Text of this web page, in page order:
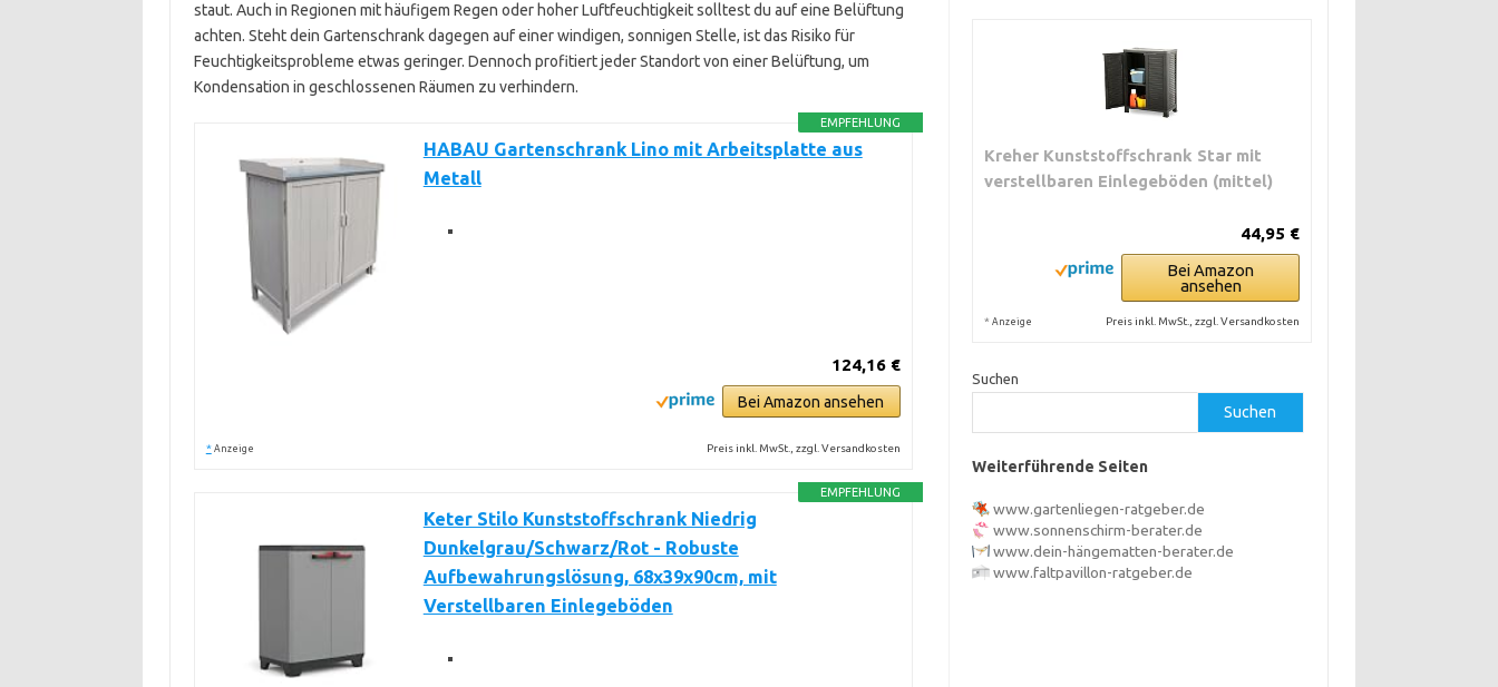
staut. Auch in Regionen mit häufigem Regen oder hoher Luftfeuchtigkeit solltest du auf eine Belüftung
achten. Steht dein Gartenschrank dagegen auf einer windigen, sonnigen Stelle, ist das Risiko für
Feuchtigkeitsprobleme etwas geringer. Dennoch profitiert jeder Standort von einer Belüftung, um
Kondensation in geschlossenen Räumen zu verhindern.
EMPFEHLUNG
HABAU Gartenschrank Lino mit Arbeitsplatte aus
Metall
124,16 €
Bei Amazon ansehen
* Anzeige Preis inkl. MwSt., zzgl. Versandkosten
EMPFEHLUNG
Keter Stilo Kunststoffschrank Niedrig
Dunkelgrau/Schwarz/Rot - Robuste
Aufbewahrungslösung, 68x39x90cm, mit
Verstellbaren Einlegeböden
Kreher Kunststoffschrank Star mit
verstellbaren Einlegeböden (mittel)
44,95 €
Bei Amazon
ansehen
* Anzeige Preis inkl. MwSt., zzgl. Versandkosten
Suchen
Suchen
Weiterführende Seiten
www.gartenliegen-ratgeber.de
www.sonnenschirm-berater.de
www.dein-hängematten-berater.de
www.faltpavillon-ratgeber.de